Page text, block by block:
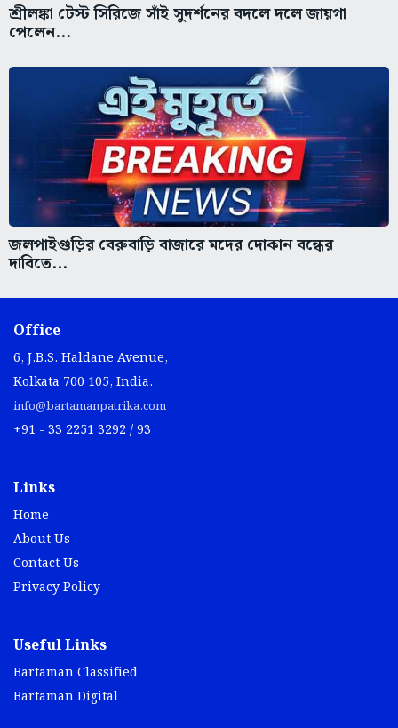
শ্রীলঙ্কা টেস্ট সিরিজে সাঁই সুদর্শনের বদলে দলে জায়গা
পেলেন...
জলপাইগুড়ির বেরুবাড়ি বাজারে মদের দোকান বন্ধের
দাবিতে...
Office
6, J.B.S. Haldane Avenue,
Kolkata 700 105, India.
info@bartamanpatrika.com
+91 - 33 2251 3292 / 93
Links
Home
About Us
Contact Us
Privacy Policy
Useful Links
Bartaman Classified
Bartaman Digital